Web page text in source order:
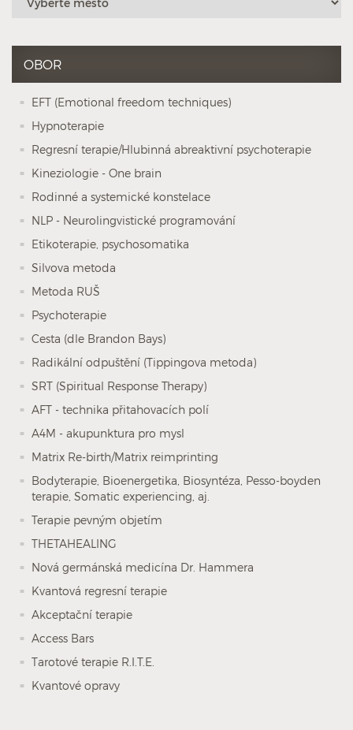
OBOR
EFT (Emotional freedom techniques)
Hypnoterapie
Regresní terapie/Hlubinná abreaktivní psychoterapie
Kineziologie - One brain
Rodinné a systemické konstelace
NLP - Neurolingvistické programování
Etikoterapie, psychosomatika
Silvova metoda
Metoda RUŠ
Psychoterapie
Cesta (dle Brandon Bays)
Radikální odpuštění (Tippingova metoda)
SRT (Spiritual Response Therapy)
AFT - technika přitahovacích polí
A4M - akupunktura pro mysl
Matrix Re-birth/Matrix reimprinting
Bodyterapie, Bioenergetika, Biosyntéza, Pesso-boyden
terapie, Somatic experiencing, aj.
Terapie pevným objetím
THETAHEALING
Nová germánská medicína Dr. Hammera
Kvantová regresní terapie
Akceptační terapie
Access Bars
Tarotové terapie R.I.T.E.
Kvantové opravy